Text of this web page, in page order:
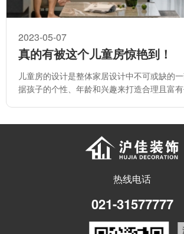
2023-05-07
真的有被这个儿童房惊艳到！
儿童房的设计是整体家居设计中不可或缺的
据孩子的个性、年龄和兴趣来打造合理且富
热线电话
021-31577777